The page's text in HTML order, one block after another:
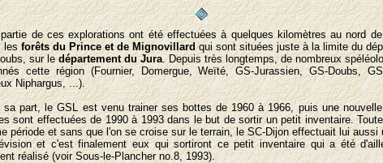
de ces explorations ont été effectuées à quelques kilomètres au nord
lesforêts du Prince et de Mignovillardqui sont situées juste à la limite du
sur ledépartement du Jura. Depuis très longtemps, de nombreux
cette région (Fournier, Domergue, Weïté, GS-Jurassien, GS-Doubs,
Niphargus, ...).
sa part, le GSL est venu trainer ses bottes de 1960 à 1966, puis une
sont effectuées de 1990 à 1993 dans le but de sortir un petit inventaire.
période et sans que l'on se croise sur le terrain, le SC-Dijon effectuait lui aussi
et c'est finalement eux qui sortiront ce petit inventaire qui a été
réalisé (voir Sous-le-Plancher no.8, 1993).